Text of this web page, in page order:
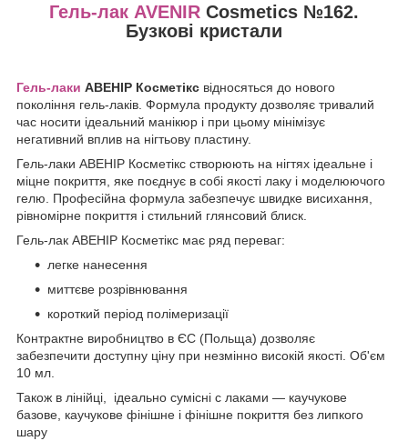
Гель-лак AVENIR Cosmetics №162.
Бузкові кристали
Гель-лаки АВЕНІР Косметікс відносяться до нового
покоління гель-лаків. Формула продукту дозволяє тривалий
час носити ідеальний манікюр і при цьому мінімізує
негативний вплив на нігтьову пластину.
Гель-лаки АВЕНІР Косметікс створюють на нігтях ідеальне і
міцне покриття, яке поєднує в собі якості лаку і моделюючого
гелю. Професійна формула забезпечує швидке висихання,
рівномірне покриття і стильний глянсовий блиск.
Гель-лак АВЕНІР Косметікс має ряд переваг:
легке нанесення
миттєве розрівнювання
короткий період полімеризації
Контрактне виробництво в ЄС (Польща) дозволяє
забезпечити доступну ціну при незмінно високій якості. Об'єм
10 мл.
Також в лінійці,
ідеально сумісні c лаками ― каучукове
базове, каучукове фінішне і фінішне покриття без липкого
шару